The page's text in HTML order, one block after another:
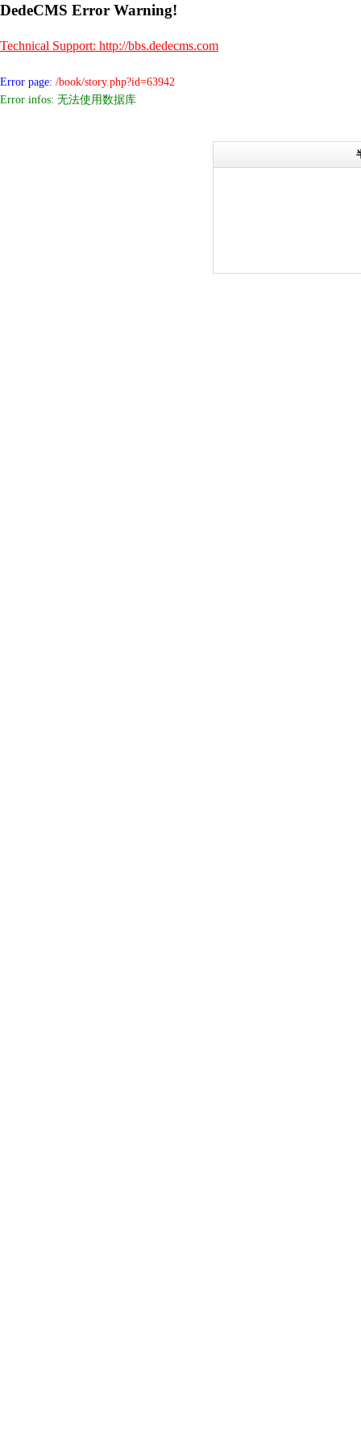
DedeCMS Error Warning!
Technical Support: http://bbs.dedecms.com
Error page: /book/story.php?id=63942
Error infos: 无法使用数据库